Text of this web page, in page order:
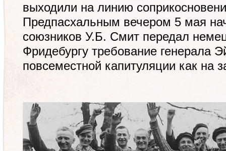
выходили на линию
Предпасхальным вечером 5 мая
союзников У.Б. Смит передал
Фридебургу требование генерала
повсеместной капитуляции как на